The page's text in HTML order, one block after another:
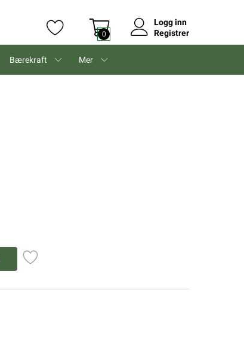
0
Logg inn
Registrer
Bærekraft Mer